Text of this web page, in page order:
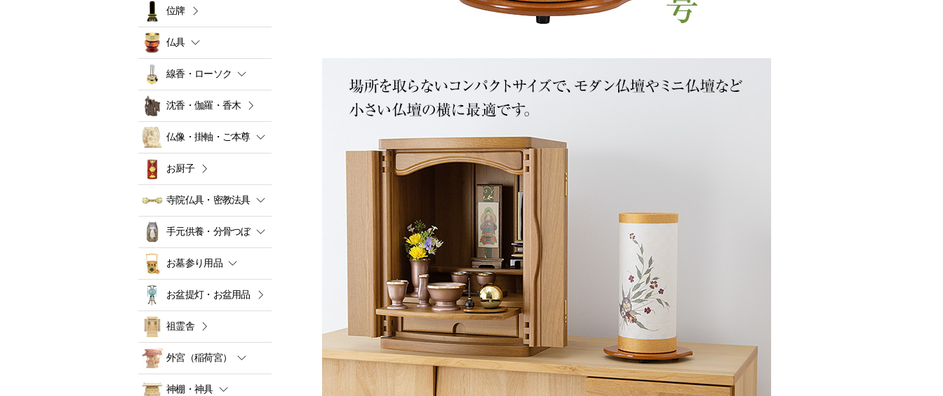
位牌
仏具
線香・ローソク
沈香・伽羅・香木
仏像・掛軸・ご本尊
お厨子
寺院仏具・密教法具
手元供養・分骨つぼ
お墓参り用品
お盆提灯・お盆用品
祖霊舎
外宮（稲荷宮）
神棚・神具